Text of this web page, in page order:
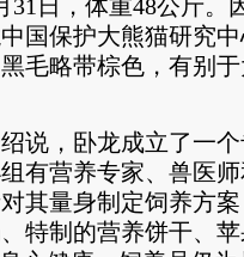
31日，体重48公斤
国保护大熊猫研究
毛略带棕色，有别
，卧龙成立了一个
有营养专家、兽医
其量身制定饲养方
特制的营养饼干、